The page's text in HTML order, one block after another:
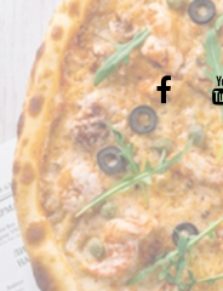
MENTIONS LÉGALES
C.G.V